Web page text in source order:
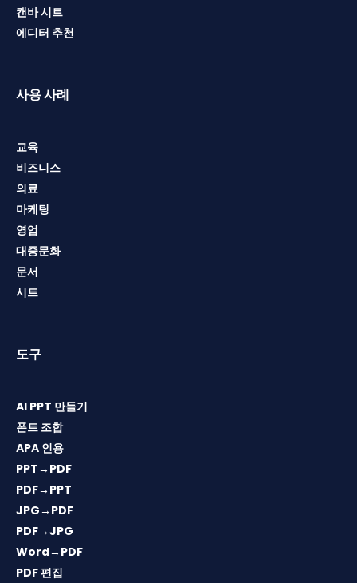
캔바 시트
에디터 추천
사용 사례
교육
비즈니스
의료
마케팅
영업
대중문화
문서
시트
도구
AI PPT 만들기
폰트 조합
APA 인용
PPT→PDF
PDF→PPT
JPG→PDF
PDF→JPG
Word→PDF
PDF 편집